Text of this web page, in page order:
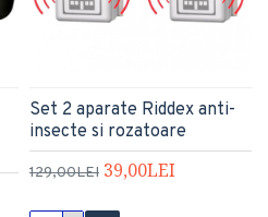
Set 2 aparate Riddex anti-
insecte si rozatoare
129,00LEI 39,00LEI